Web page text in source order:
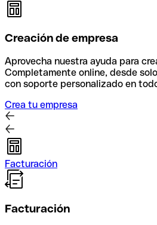
Creación de empresa
Aprovecha nuestra ayuda para
Completamente online, desde
con soporte personalizado en
Crea tu empresa
Facturación
Facturación